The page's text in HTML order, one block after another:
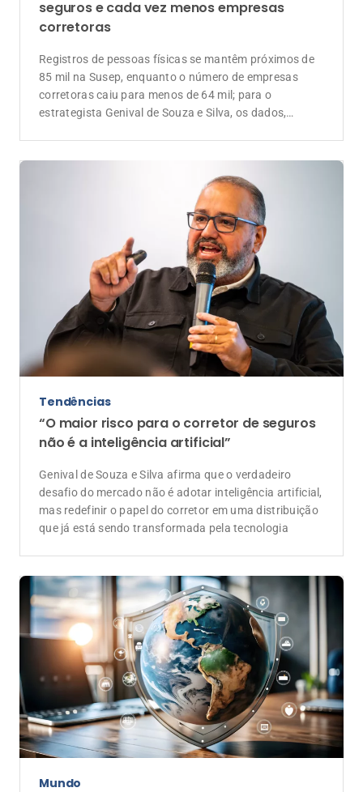
seguros e cada vez menos empresas
corretoras
Registros de pessoas físicas se mantêm próximos de
85 mil na Susep, enquanto o número de empresas
corretoras caiu para menos de 64 mil; para o
estrategista Genival de Souza e Silva, os dados,
Tendências
“O maior risco para o corretor de seguros
não é a inteligência artificial”
Genival de Souza e Silva afirma que o verdadeiro
desafio do mercado não é adotar inteligência artificial,
mas redefinir o papel do corretor em uma distribuição
que já está sendo transformada pela tecnologia
Mundo